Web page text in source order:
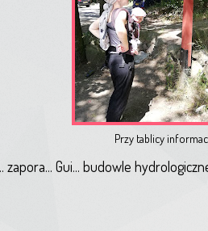
Przy tablicy
Gui... budowle